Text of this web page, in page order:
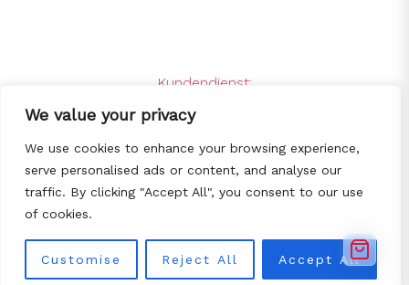
We value your privacy
We use cookies to enhance your browsing experience,
serve personalised ads or content, and analyse our
traffic. By clicking "Accept All", you consent to our use
of cookies.
Customise Reject All Accept All
Kundendienst:
support@kamagrabestellenshop.online
24 x 7 Online Support
© Copyright 2025Kamagra bestellen -
De goedkoopste Kamagra webshop
van NL/BE
All Rights Reserved.